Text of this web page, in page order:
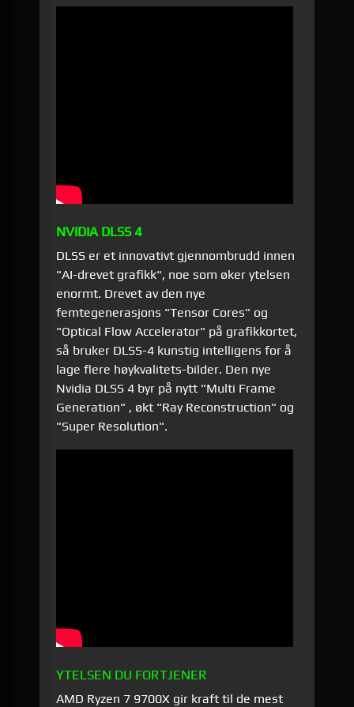
NVIDIA DLSS 4
DLSS er et innovativt gjennombrudd innen
"AI-drevet grafikk", noe som øker ytelsen
enormt. Drevet av den nye
femtegenerasjons "Tensor Cores" og
"Optical Flow Accelerator" på grafikkortet,
så bruker DLSS-4 kunstig intelligens for å
lage flere høykvalitets-bilder. Den nye
Nvidia DLSS 4 byr på nytt "Multi Frame
Generation" , økt "Ray Reconstruction" og
"Super Resolution".
YTELSEN DU FORTJENER
AMD Ryzen 7 9700X gir kraft til de mest